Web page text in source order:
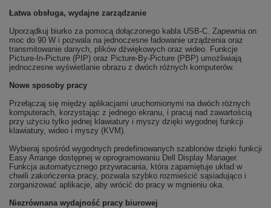
Łatwa obsługa, wydajne zarządzanie
Uporządkuj biurko za pomocą dołączonego kabla USB-C. Zapewnia on
moc do 90 W i pozwala na jednoczesne ładowanie urządzenia oraz
transmitowanie danych, plików dźwiękowych oraz wideo. Funkcje
Picture-In-Picture (PIP) oraz Picture-By-Picture (PBP) umożliwiają
jednoczesne wyświetlanie obrazu z dwóch różnych komputerów.
Nowe sposoby pracy
Przełączaj się między aplikacjami uruchomionymi na dwóch różnych
komputerach, korzystając z jednego ekranu, i pracuj nad zawartością
przy użyciu tylko jednej klawiatury i myszy dzięki wygodnej funkcji
klawiatury, wideo i myszy (KVM).
Wybieraj spośród wygodnych predefiniowanych szablonów dzięki funkcji
Easy Arrange dostępnej w oprogramowaniu Dell Display Manager.
Funkcja automatycznego przywracania, która zapamiętuje układ w
chwili zakończenia pracy, pozwala szybko rozmieścić sąsiadująco i
zorganizować aplikacje, aby wrócić do pracy w mgnieniu oka.
Niezrównana wydajność pracy biurowej